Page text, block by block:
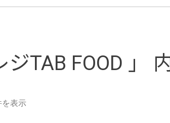
ジTAB FOOD 」
を表示